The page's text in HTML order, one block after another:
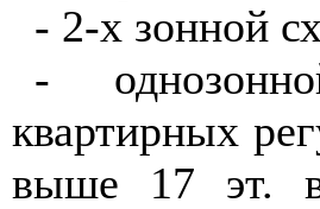
- 2-х зонной
-
квартирных
выше 17 эт.